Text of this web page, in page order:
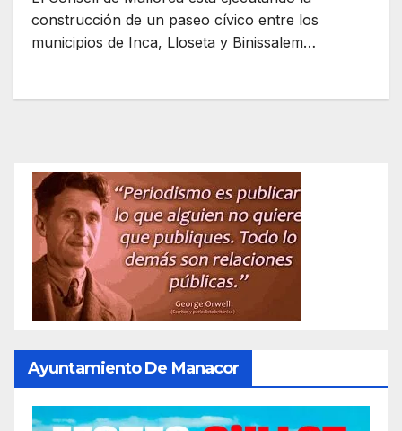
construcción de un paseo cívico entre los
municipios de Inca, Lloseta y Binissalem…
Ayuntamiento De Manacor